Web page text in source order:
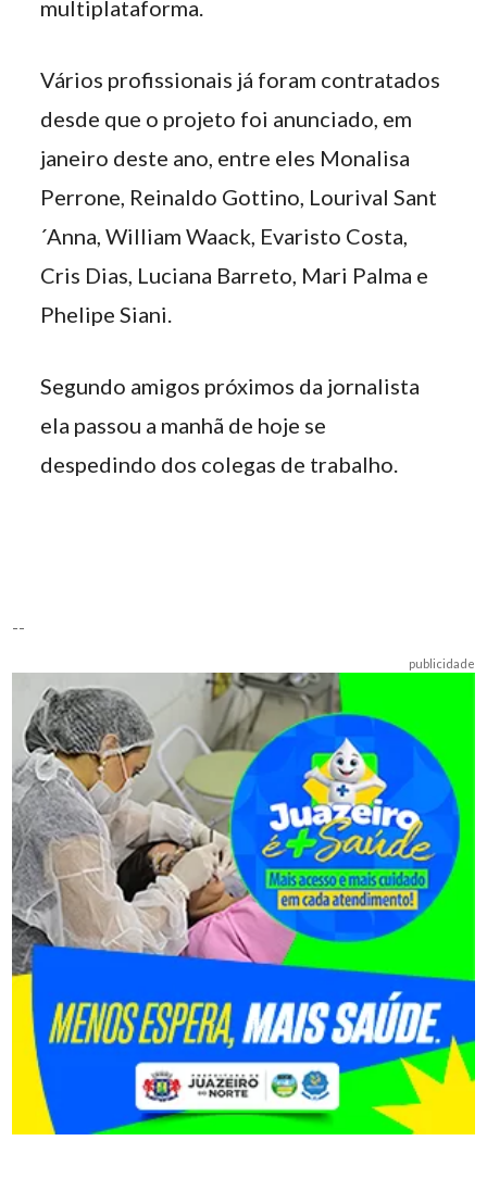
multiplataforma.
Vários profissionais já foram contratados
desde que o projeto foi anunciado, em
janeiro deste ano, entre eles Monalisa
Perrone, Reinaldo Gottino, Lourival Sant
´Anna, William Waack, Evaristo Costa,
Cris Dias, Luciana Barreto, Mari Palma e
Phelipe Siani.
Segundo amigos próximos da jornalista
ela passou a manhã de hoje se
despedindo dos colegas de trabalho.
--
publicidade